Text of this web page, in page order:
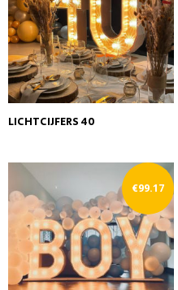
LICHTCIJFERS 40
€99.17